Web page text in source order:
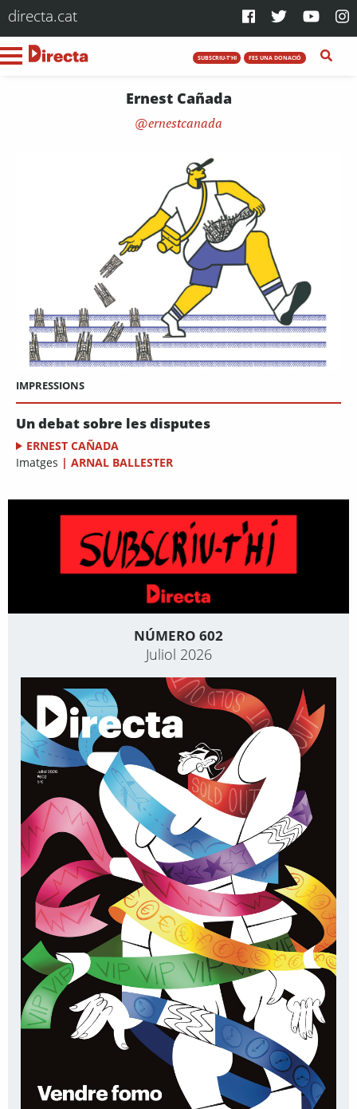
directa.cat
SUBSCRIU-T'HI FES UNA DONACIÓ
Ernest Cañada
ernestcanada
IMPRESSIONS
Un debat sobre les disputes
ERNEST CAÑADA
Imatges | ARNAL BALLESTER
NÚMERO 602
Juliol 2026